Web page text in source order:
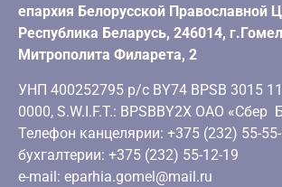
епархия Белорусской Православной
Республика Беларусь, 246014,
Митрополита Филарета, 2
УНП 400252795 р/с BY74 BPSB 3015
0000, S.W.I.F.T.: BPSBBY2X ОАО «Сбер
Телефон канцелярии: +375 (232) 55-
бухгалтерии: +375 (232) 55-12-19
e-mail: eparhia.gomel@mail.ru